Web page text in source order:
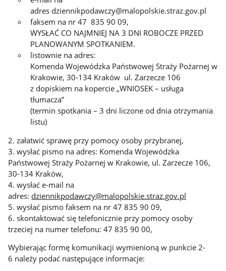
adres dziennikpodawczy@malopolskie.straz.gov.pl
faksem na nr 47 835 90 09,
WYSŁAĆ CO NAJMNIEJ NA 3 DNI ROBOCZE PRZED
PLANOWANYM SPOTKANIEM.
listownie na adres:
Komenda Wojewódzka Państwowej Straży Pożarnej w
Krakowie, 30-134 Kraków ul. Zarzecze 106
z dopiskiem na kopercie „WNIOSEK – usługa
tłumacza”
(termin spotkania – 3 dni liczone od dnia otrzymania
listu)
2. załatwić sprawę przy pomocy osoby przybranej,
3. wysłać pismo na adres: Komenda Wojewódzka
Państwowej Straży Pożarnej w Krakowie, ul. Zarzecze 106,
30-134 Kraków,
4. wysłać e-mail na
adres: dziennikpodawczy@malopolskie.straz.gov.pl
5. wysłać pismo faksem na nr 47 835 90 09,
6. skontaktować się telefonicznie przy pomocy osoby
trzeciej na numer telefonu: 47 835 90 00,
Wybierając formę komunikacji wymienioną w punkcie 2-
6 należy podać następujące informacje: